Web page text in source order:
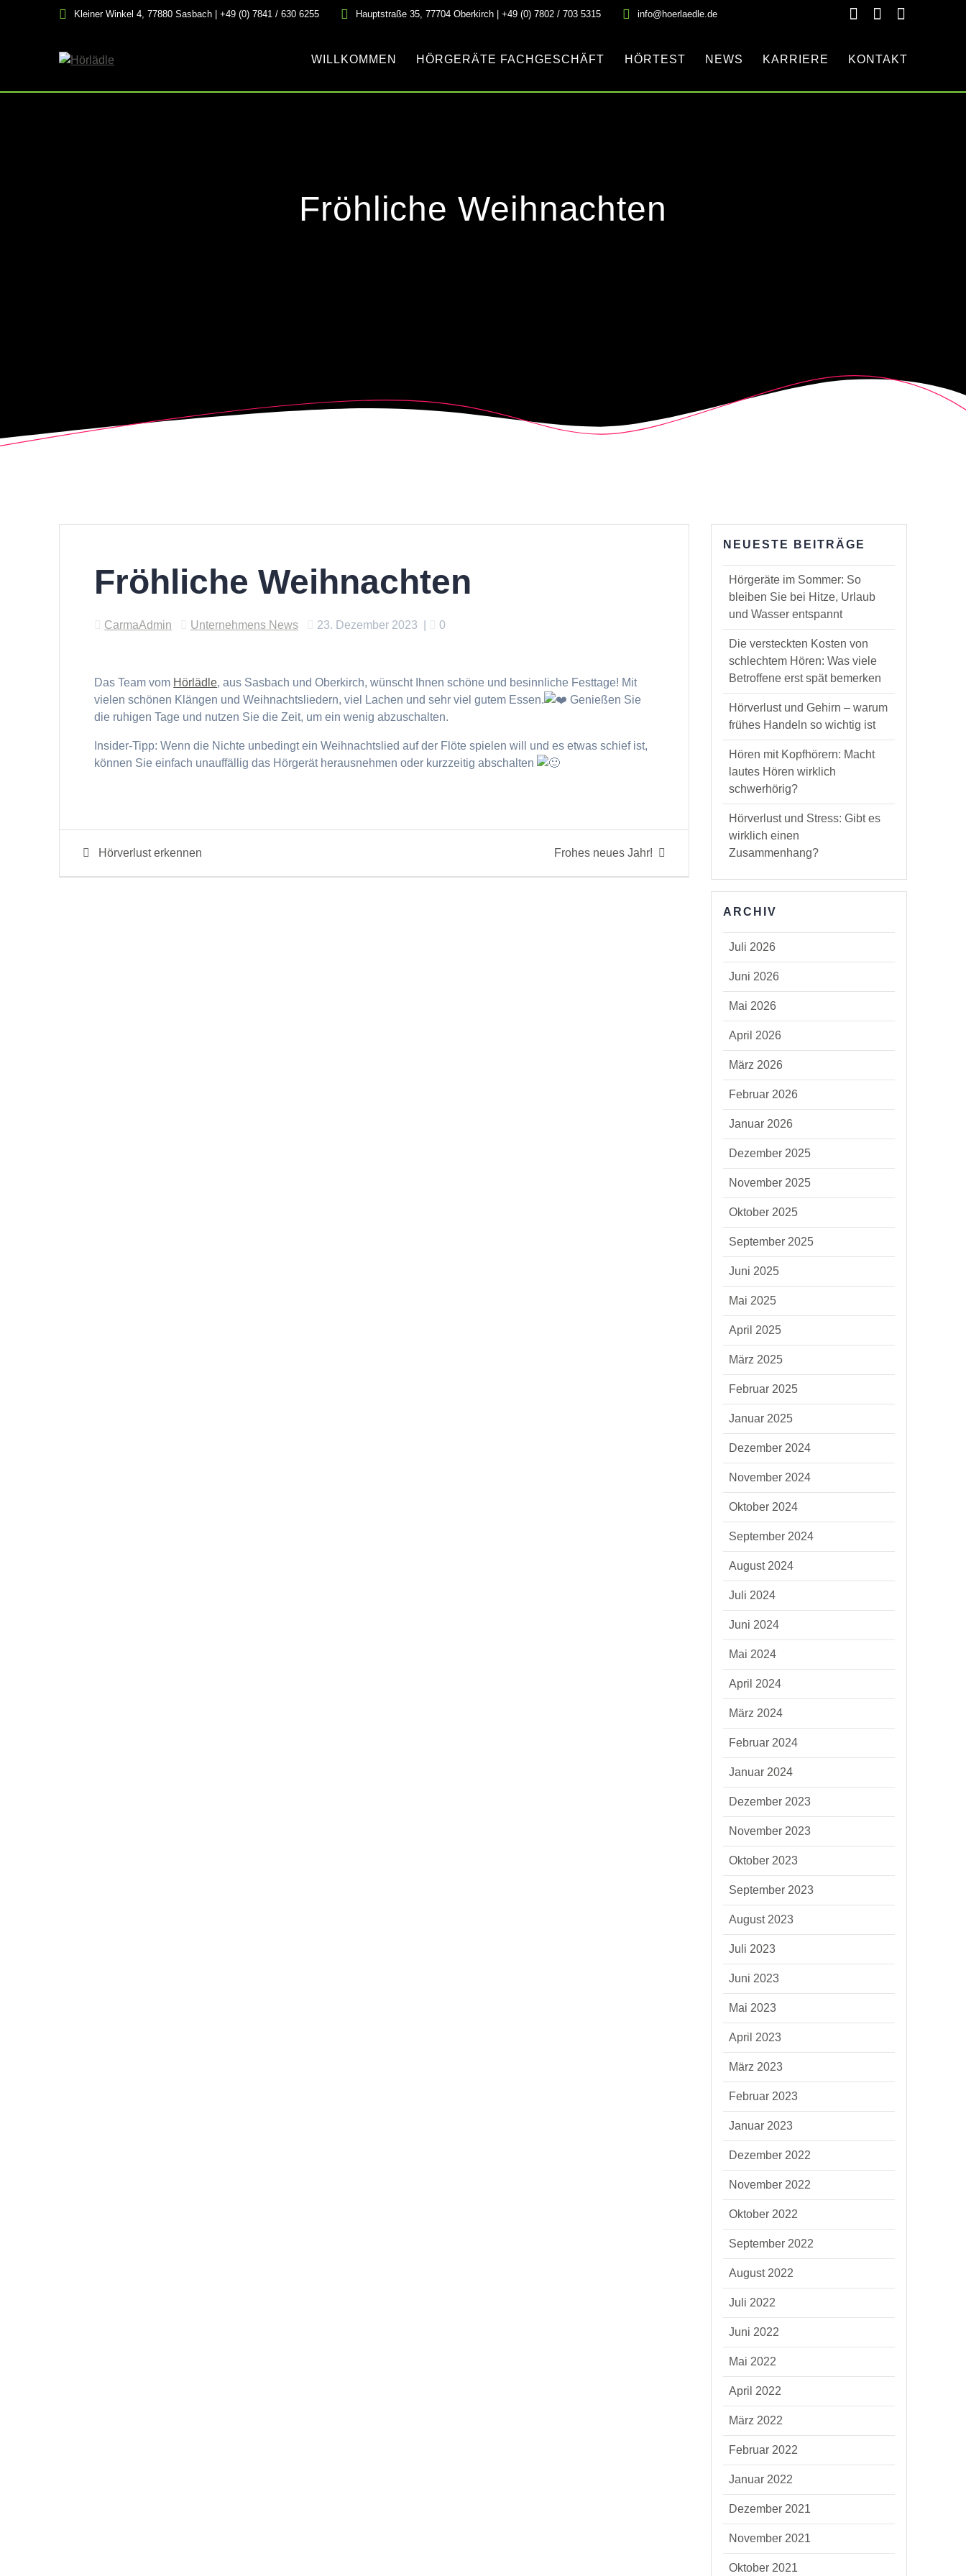
Kleiner Winkel 4, 77880 Sasbach | +49 (0) 7841 / 630 6255 Hauptstraße 35, 77704 Oberkirch | +49 (0) 7802 / 703 5315 info@hoerlaedle.de
WILLKOMMEN HÖRGERÄTE FACHGESCHÄFT HÖRTEST NEWS KARRIERE KONTAKT
Fröhliche Weihnachten
Fröhliche Weihnachten
CarmaAdmin Unternehmens News 23. Dezember 2023 0
Das Team vom Hörlädle, aus Sasbach und Oberkirch, wünscht Ihnen schöne und besinnliche Festtage! Mit
vielen schönen Klängen und Weihnachtsliedern, viel Lachen und sehr viel gutem Essen.
Genießen Sie
die ruhigen Tage und nutzen Sie die Zeit, um ein wenig abzuschalten.
Insider-Tipp: Wenn die Nichte unbedingt ein Weihnachtslied auf der Flöte spielen will und es etwas schief ist,
können Sie einfach unauffällig das Hörgerät herausnehmen oder kurzzeitig abschalten
Beitragsnavigation
Previous
Hörverlust erkennen
Next
Frohes neues Jahr!
NEUESTE BEITRÄGE
Hörgeräte im Sommer: So
bleiben Sie bei Hitze, Urlaub
und Wasser entspannt
Die versteckten Kosten von
schlechtem Hören: Was viele
Betroffene erst spät bemerken
Hörverlust und Gehirn – warum
frühes Handeln so wichtig ist
Hören mit Kopfhörern: Macht
lautes Hören wirklich
schwerhörig?
Hörverlust und Stress: Gibt es
wirklich einen
Zusammenhang?
ARCHIV
Juli 2026
Juni 2026
Mai 2026
April 2026
März 2026
Februar 2026
Januar 2026
Dezember 2025
November 2025
Oktober 2025
September 2025
Juni 2025
Mai 2025
April 2025
März 2025
Februar 2025
Januar 2025
Dezember 2024
November 2024
Oktober 2024
September 2024
August 2024
Juli 2024
Juni 2024
Mai 2024
April 2024
März 2024
Februar 2024
Januar 2024
Dezember 2023
November 2023
Oktober 2023
September 2023
August 2023
Juli 2023
Juni 2023
Mai 2023
April 2023
März 2023
Februar 2023
Januar 2023
Dezember 2022
November 2022
Oktober 2022
September 2022
August 2022
Juli 2022
Juni 2022
Mai 2022
April 2022
März 2022
Februar 2022
Januar 2022
Dezember 2021
November 2021
Oktober 2021